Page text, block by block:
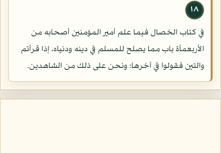
١٨
في كتاب الخصال فيما علم أمير المؤمنين أصحابه من
الأربعمأة باب مما يصلح للمسلم في دينه ودنياه، إذا قرأتم
والتين فقولوا في آخرها: ونحن على ذلك من الشاهدين.